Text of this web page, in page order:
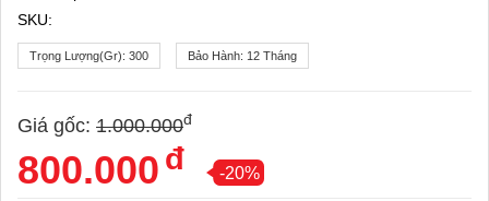
SKU:
Trọng Lượng(gr): 300 Bảo Hành: 12 Tháng
Giá gốc: 1.000.000đ
800.000 đ -20%